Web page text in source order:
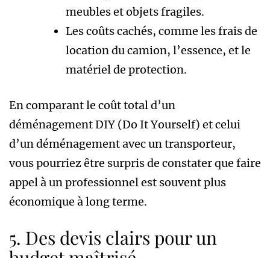
meubles et objets fragiles.
Les coûts cachés, comme les frais de
location du camion, l’essence, et le
matériel de protection.
En comparant le coût total d’un
déménagement DIY (Do It Yourself) et celui
d’un déménagement avec un transporteur,
vous pourriez être surpris de constater que faire
appel à un professionnel est souvent plus
économique à long terme.
5. Des devis clairs pour un